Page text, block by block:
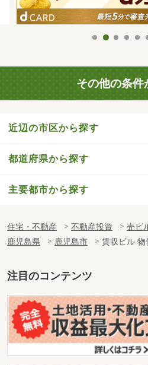
その他の条件
近辺の市区から探す
都道府県から探す
主要都市から探す
住宅・不動産 不動産投資 売ビ
鹿児島県
鹿児島市 賃収ビル 物
注目のコンテンツ